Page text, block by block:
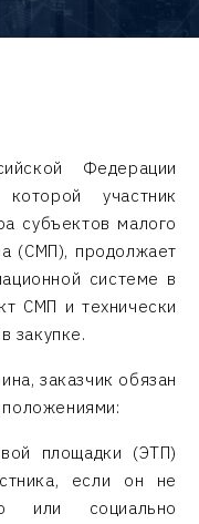
Федерации
участник
субъектов малого
(СМП), продолжает
системе в
СМП и технически
закупке.
заказчик обязан
площадки (ЭТП)
если он не
или социально